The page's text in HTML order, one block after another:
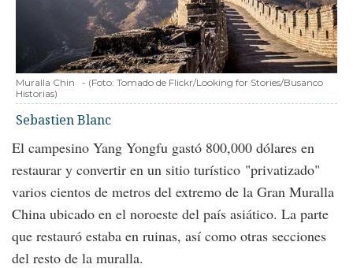
Muralla Chin - (Foto: Tomado de Flickr/Looking for Stories/Busanco
Historias)
Sebastien Blanc
El campesino Yang Yongfu gastó 800,000 dólares en
restaurar y convertir en un sitio turístico "privatizado"
varios cientos de metros del extremo de la Gran Muralla
China ubicado en el noroeste del país asiático. La parte
que restauró estaba en ruinas, así como otras secciones
del resto de la muralla.